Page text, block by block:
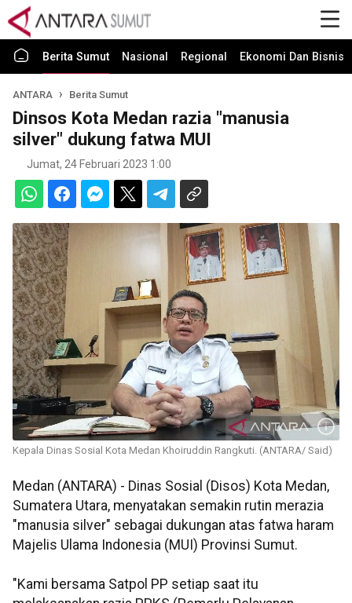
Berita Sumut Nasional Regional Ekonomi Dan Bisnis
ANTARA Berita Sumut
Dinsos Kota Medan razia "manusia
silver" dukung fatwa MUI
Jumat, 24 Februari 2023 1:00
Kepala Dinas Sosial Kota Medan Khoiruddin Rangkuti. (ANTARA/ Said)
Medan (ANTARA) - Dinas Sosial (Disos) Kota Medan,
Sumatera Utara, menyatakan semakin rutin merazia
"manusia silver" sebagai dukungan atas fatwa haram
Majelis Ulama Indonesia (MUI) Provinsi Sumut.
"Kami bersama Satpol PP setiap saat itu